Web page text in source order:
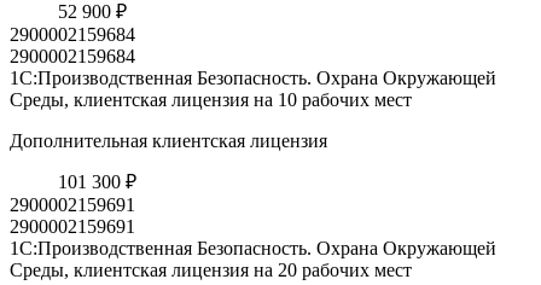
52 900 ₽
2900002159684
2900002159684
1С:Производственная Безопасность. Охрана Окружающей
Среды, клиентская лицензия на 10 рабочих мест
Дополнительная клиентская лицензия
101 300 ₽
2900002159691
2900002159691
1С:Производственная Безопасность. Охрана Окружающей
Среды, клиентская лицензия на 20 рабочих мест